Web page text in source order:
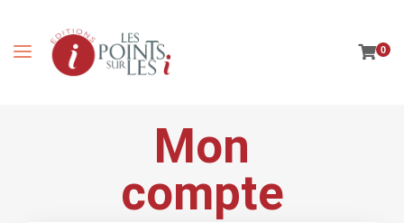
0
Mon
compte